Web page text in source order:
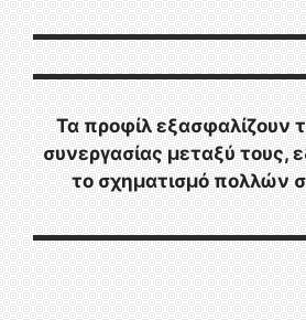
Τα προφίλ εξασφαλίζουν
συνεργασίας μεταξύ τους,
το σχηματισμό πολλών